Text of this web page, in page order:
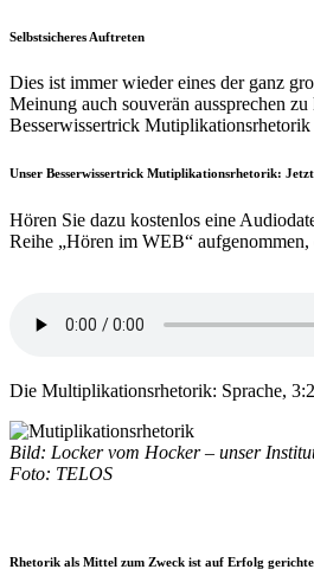
Selbstsicheres Auftreten
Dies ist immer wieder eines der ganz
Meinung auch souverän aussprechen
Besserwissertrick
Unser Besserwissertrick Mutiplikationsrhetorik:
Hören Sie dazu kostenlos eine
Reihe „Hören im WEB“
Die Multiplikationsrhetorik: Sprache,
Bild: Locker vom Hocker – unser
Foto: TELOS
Rhetorik als Mittel zum Zweck ist auf Erfolg